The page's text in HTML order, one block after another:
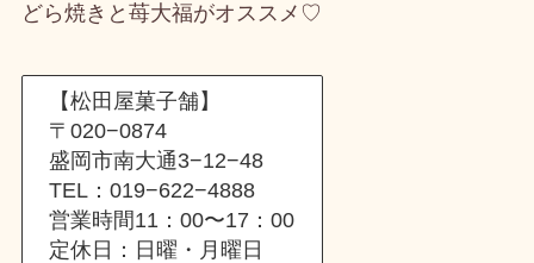
どら焼きと苺大福がオススメ♡
【松田屋菓子舗】
〒020−0874
盛岡市南大通3−12−48
TEL：019−622−4888
営業時間11：00〜17：00
定休日：日曜・月曜日